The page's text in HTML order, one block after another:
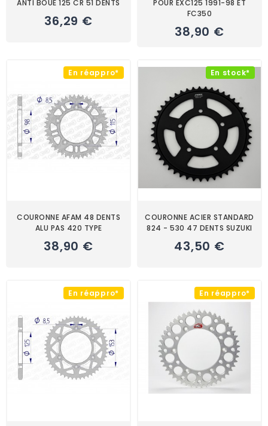
ANTI BOUE 125 CR 51 DENTS
36,29 €
POUR EXC125 1991-98 ET
FC350
38,90 €
En réappro*
COURONNE AFAM 48 DENTS
ALU PAS 420 TYPE
38,90 €
En stock*
COURONNE ACIER STANDARD
824 - 530 47 DENTS SUZUKI
43,50 €
En réappro* En réappro*